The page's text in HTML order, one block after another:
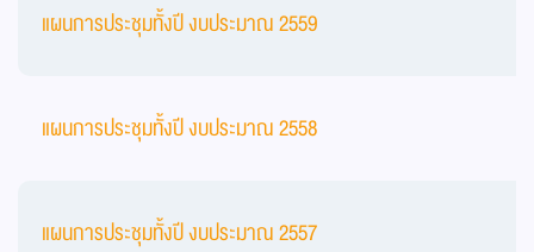
แผนการประชุมทั้งปี งบประมาณ 2559
แผนการประชุมทั้งปี งบประมาณ 2558
แผนการประชุมทั้งปี งบประมาณ 2557